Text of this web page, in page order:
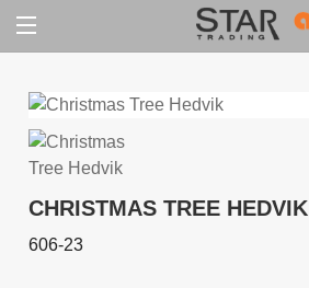
Jump
CHRISTMAS TREE HEDVIK
606-23